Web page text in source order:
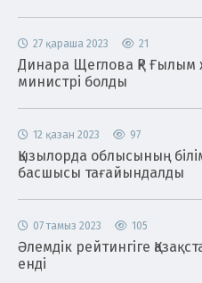
27 қараша 2023 21
Динара Щеглова ҚР Ғылым
министрі болды
12 қазан 2023 97
Қызылорда облысының
басшысы тағайындалды
07 тамыз 2023 105
Әлемдік рейтингіге
енді